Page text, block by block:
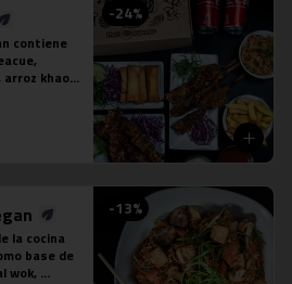
-24%
contiene
khao
-13%
la cocina
base de
wok,